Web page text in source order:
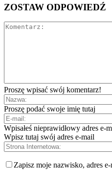
ZOSTAW ODPOWIEDŹ
Proszę wpisać swój komentarz!
Proszę podać swoje imię tutaj
Wpisałeś nieprawidłowy adres e-
Wpisz tutaj swój adres e-mail
Zapisz moje nazwisko, adres